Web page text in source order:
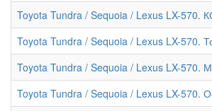
Toyota Tundra / Sequoia / Lexus LX-
Toyota Tundra / Sequoia / Lexus LX-570.
Toyota Tundra / Sequoia / Lexus LX-570.
Toyota Tundra / Sequoia / Lexus LX-570.